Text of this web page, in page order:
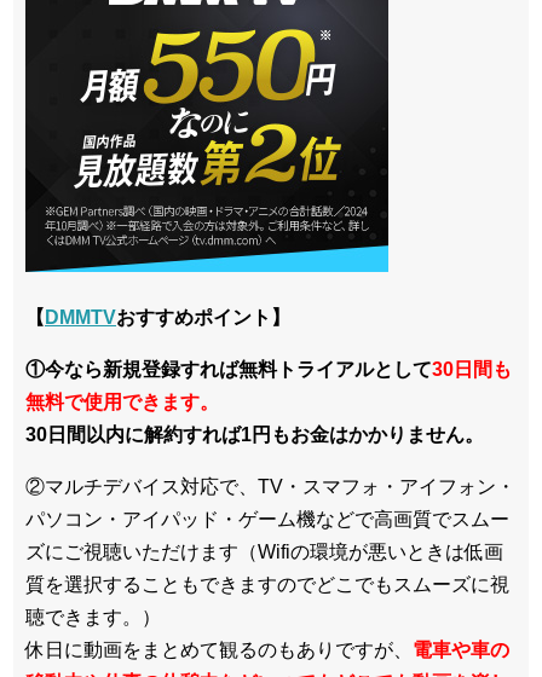
【 DMMTVおすすめポイント】
①今なら新規登録すれば無料トライアルとして30日間も
無料で使用できます。
30日間以内に解約すれば1円もお金はかかりません。
②マルチデバイス対応で、TV・スマフォ・アイフォン・
パソコン・アイパッド・ゲーム機などで高画質でスムー
ズにご視聴いただけます（Wifiの環境が悪いときは低画
質を選択することもできますのでどこでもスムーズに視
聴できます。）
休日に動画をまとめて観るのもありですが、 電車や車の